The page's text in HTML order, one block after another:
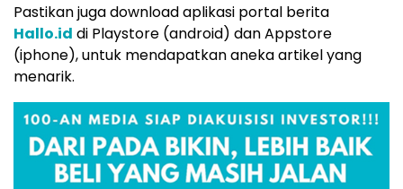
Pastikan juga download aplikasi portal berita
Hallo.id di Playstore (android) dan Appstore
(iphone), untuk mendapatkan aneka artikel yang
menarik.